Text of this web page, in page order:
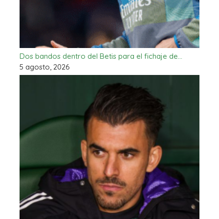
Dos bandos dentro del Betis para el fichaje de…
5 agosto, 2026